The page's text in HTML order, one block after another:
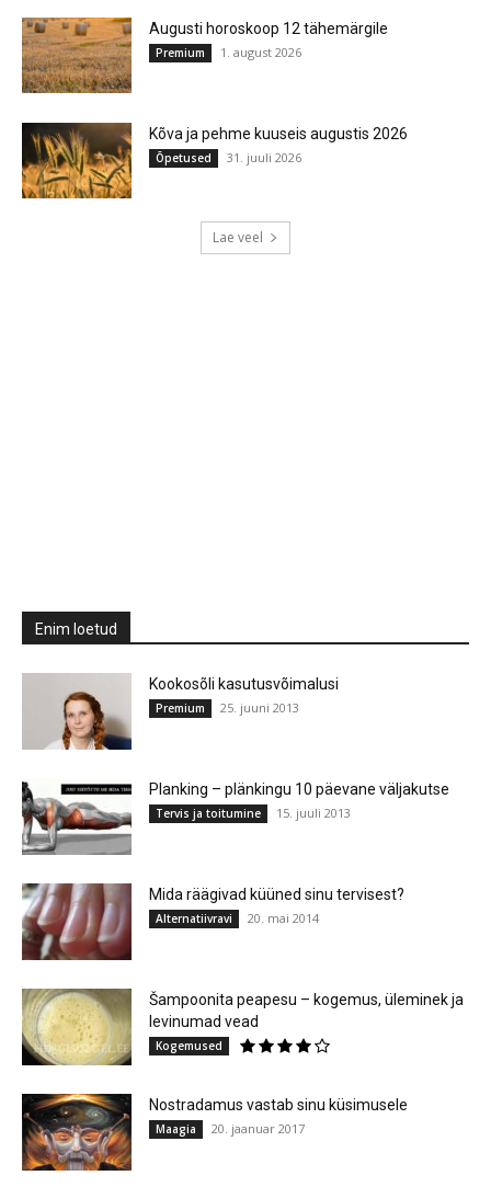
Augusti horoskoop 12 tähemärgile
Premium 1. august 2026
Kõva ja pehme kuuseis augustis 2026
Õpetused 31. juuli 2026
Lae veel
Enim loetud
Kookosõli kasutusvõimalusi
Premium 25. juuni 2013
Planking – plänkingu 10 päevane väljakutse
Tervis ja toitumine 15. juuli 2013
Mida räägivad küüned sinu tervisest?
Alternatiivravi 20. mai 2014
Šampoonita peapesu – kogemus, üleminek ja
levinumad vead
Kogemused
Nostradamus vastab sinu küsimusele
Maagia 20. jaanuar 2017